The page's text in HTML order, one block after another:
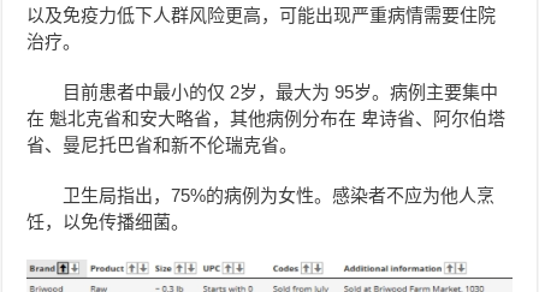
以及免疫力低下人群风险更高，可能出现严重病情需要住院
治疗。
目前患者中最小的仅 2岁，最大为 95岁。病例主要集中
在 魁北克省和安大略省，其他病例分布在 卑诗省、阿尔伯塔
省、曼尼托巴省和新不伦瑞克省。
卫生局指出，75%的病例为女性。感染者不应为他人烹
饪，以免传播细菌。